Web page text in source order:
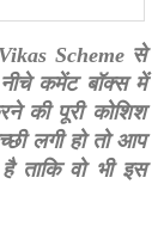
Scheme से
कमेंट बॉक्स में
की पूरी कोशिश
लगी हो तो आप
ताकि वो भी इस